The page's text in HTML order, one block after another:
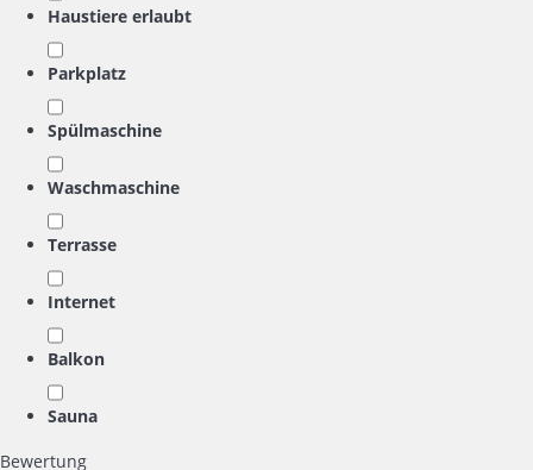
Haustiere erlaubt
Parkplatz
Spülmaschine
Waschmaschine
Terrasse
Internet
Balkon
Sauna
Bewertung